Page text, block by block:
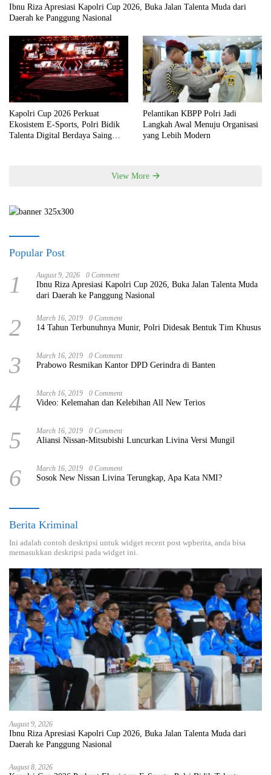
Ibnu Riza Apresiasi Kapolri Cup 2026, Buka Jalan Talenta Muda dari
Daerah ke Panggung Nasional
Kapolri Cup 2026 Perkuat
Ekosistem E-Sports, Polri Bidik
Talenta Digital Berdaya Saing
Pelantikan KBPP Polri Jadi
Langkah Awal Menuju Organisasi
yang Lebih Modern
View More
Popular Post
1 August 9, 2026 0 Comment
Ibnu Riza Apresiasi Kapolri Cup 2026, Buka Jalan Talenta Muda
dari Daerah ke Panggung Nasional
2 March 16, 2019 0 Comment
14 Tahun Terbunuhnya Munir, Polri Didesak Bentuk Tim Khusus
3 March 16, 2019 0 Comment
Prabowo Resmikan Kantor DPD Gerindra di Banten
4 March 16, 2019 0 Comment
Video: Kelemahan dan Kelebihan All New Terios
5 March 16, 2019 0 Comment
Aliansi Nissan-Mitsubishi Luncurkan Livina Versi Mungil
6 March 16, 2019 0 Comment
Sosok New Nissan Livina Terungkap, Apa Kata NMI?
Berita Kriminal
Ini adalah contoh deskripsi untuk widget recent post wpberita, anda bisa
memasukkan deskripsi pada widget ini.
August 9, 2026
Ibnu Riza Apresiasi Kapolri Cup 2026, Buka Jalan Talenta Muda dari
Daerah ke Panggung Nasional
August 8, 2026